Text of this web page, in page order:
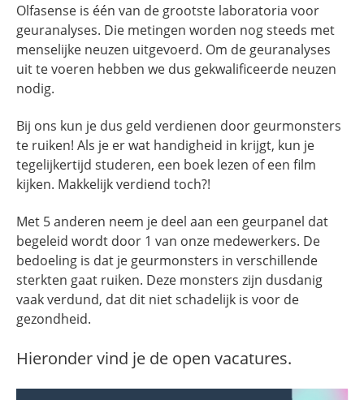
Olfasense is één van de grootste laboratoria voor
geuranalyses. Die metingen worden nog steeds met
menselijke neuzen uitgevoerd. Om de geuranalyses
uit te voeren hebben we dus gekwalificeerde neuzen
nodig.
Bij ons kun je dus geld verdienen door geurmonsters
te ruiken! Als je er wat handigheid in krijgt, kun je
tegelijkertijd studeren, een boek lezen of een film
kijken. Makkelijk verdiend toch?!
Met 5 anderen neem je deel aan een geurpanel dat
begeleid wordt door 1 van onze medewerkers. De
bedoeling is dat je geurmonsters in verschillende
sterkten gaat ruiken. Deze monsters zijn dusdanig
vaak verdund, dat dit niet schadelijk is voor de
gezondheid.
Hieronder vind je de open vacatures.